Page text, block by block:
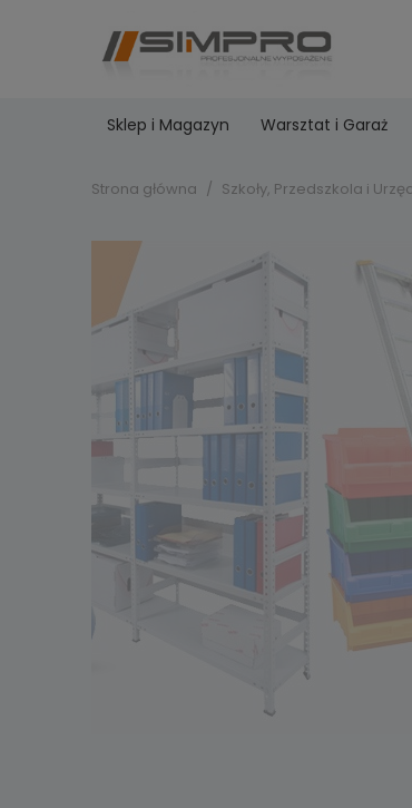
Sklep i Magazyn Warsztat i Garaż
Strona główna Szkoły, Przedszkola i